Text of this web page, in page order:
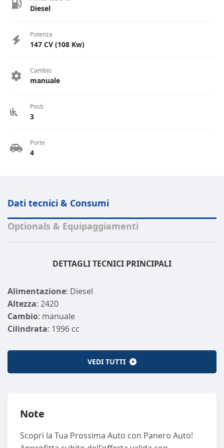
Diesel
Potenza
147 CV (108 Kw)
Cambio
manuale
Posti
3
Porte
4
Dati tecnici & Consumi
Optionals & Equipaggiamenti
DETTAGLI TECNICI PRINCIPALI
Alimentazione: Diesel
Altezza: 2420
Cambio: manuale
Cilindrata: 1996 cc
Colore Esterno: BIANCO
: NERO NERO
Lunghezza
Marce: 6
VEDI TUTTI
Note
Scopri la Tua Prossima Auto con Panero Auto!